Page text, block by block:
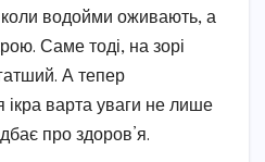
коли водойми оживають, а
Саме тоді, на зорі
А тепер
варта уваги не лише
про здоров’я.